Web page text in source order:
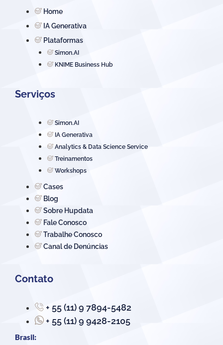
Home
IA Generativa
Plataformas
Simon.AI
KNIME Business Hub
Serviços
Simon.AI
IA Generativa
Analytics & Data Science Service
Treinamentos
Workshops
Cases
Blog
Sobre Hupdata
Fale Conosco
Trabalhe Conosco
Canal de Denúncias
Contato
+ 55 (11) 9 7894-5482
+ 55 (11) 9 9428-2105
Brasil: